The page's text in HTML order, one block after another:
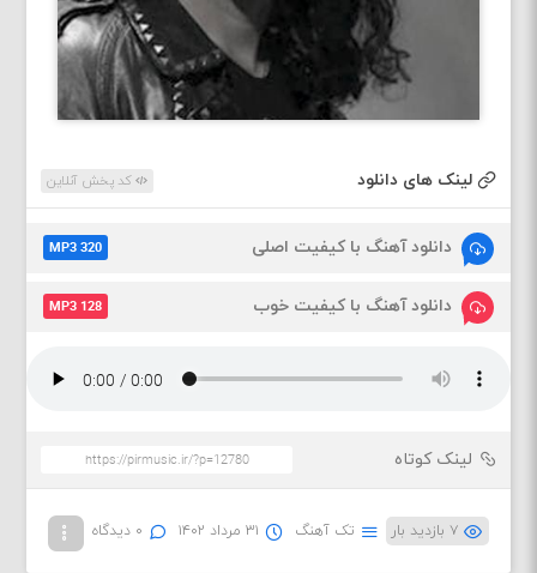
لینک های دانلود کد پخش آنلاین
دانلود آهنگ با کیفیت اصلی MP3 320
دانلود آهنگ با کیفیت خوب MP3 128
لینک کوتاه
۷ بازدید بار تک آهنگ ۳۱ مرداد ۱۴۰۲ ۰ دیدگاه